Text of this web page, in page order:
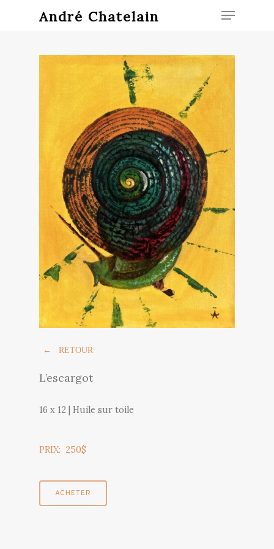
Hit enter to search or ESC to close
André Chatelain
← RETOUR
L’escargot
16 x 12 | Huile sur toile
PRIX: 250$
ACHETER